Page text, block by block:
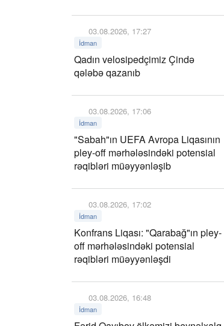
03.08.2026, 17:27
İdman
Qadın velosipedçimiz Çində
qələbə qazanıb
03.08.2026, 17:06
İdman
"Sabah"ın UEFA Avropa Liqasının
pley-off mərhələsindəki potensial
rəqibləri müəyyənləşib
03.08.2026, 17:02
İdman
Konfrans Liqası: "Qarabağ"ın pley-
off mərhələsindəki potensial
rəqibləri müəyyənləşdi
03.08.2026, 16:48
İdman